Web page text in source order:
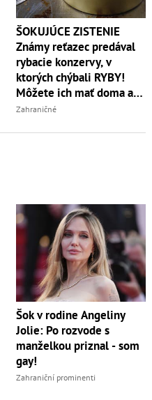
ŠOKUJÚCE ZISTENIE
Známy reťazec predával
rybacie konzervy, v
ktorých chýbali RYBY!
Môžete ich mať doma aj
vy
Zahraničné
Šok v rodine Angeliny
Jolie: Po rozvode s
manželkou priznal - som
gay!
Zahraniční prominenti